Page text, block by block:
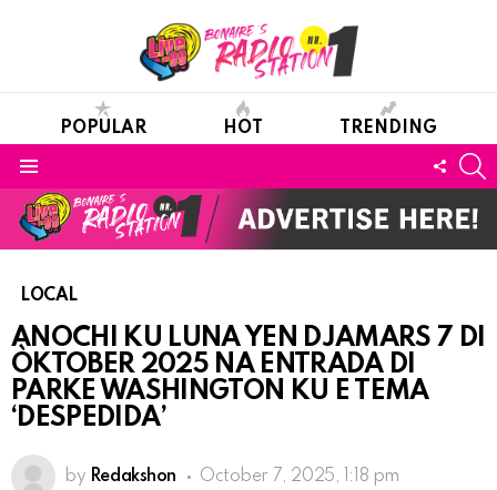
POPULAR HOT TRENDING
LOCAL
ANOCHI KU LUNA YEN DJAMARS 7 DI
ÒKTOBER 2025 NA ENTRADA DI
PARKE WASHINGTON KU E TEMA
‘DESPEDIDA’
by Redakshon October 7, 2025, 1:18 pm